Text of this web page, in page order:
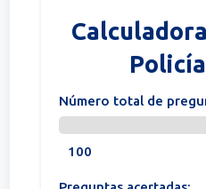
Número total de
100